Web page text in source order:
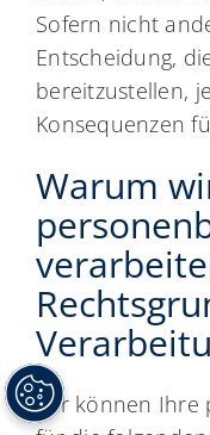
Sofern nicht
Entscheidung,
bereitzustellen,
Konsequenzen
Warum
Wir können Ihre